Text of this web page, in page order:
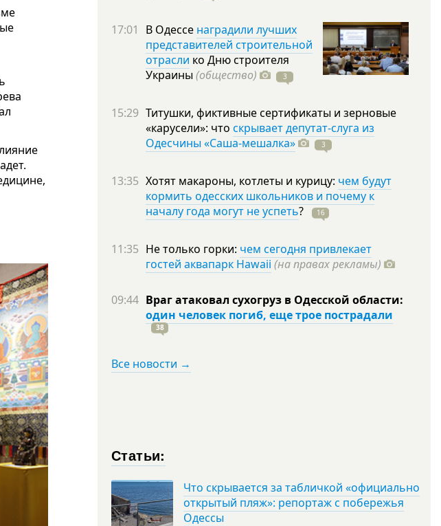
17:01 В Одессе наградили лучших
представителей строительной
отрасли ко Дню строителя
Украины (общество) 3
15:29 Титушки, фиктивные сертификаты и зерновые
«карусели»: что скрывает депутат-слуга из
Одесчины «Саша-мешалка»
3
13:35 Хотят макароны, котлеты и курицу: чем будут
кормить одесских школьников и почему к
началу года могут не успеть? 16
11:35 Не только горки: чем сегодня привлекает
гостей аквапарк Hawaii (на правах рекламы)
09:44 Враг атаковал сухогруз в Одесской области:
один человек погиб, еще трое пострадали
38
Все новости →
Статьи:
Что скрывается за табличкой «официально
открытый пляж»: репортаж с побережья
Одессы